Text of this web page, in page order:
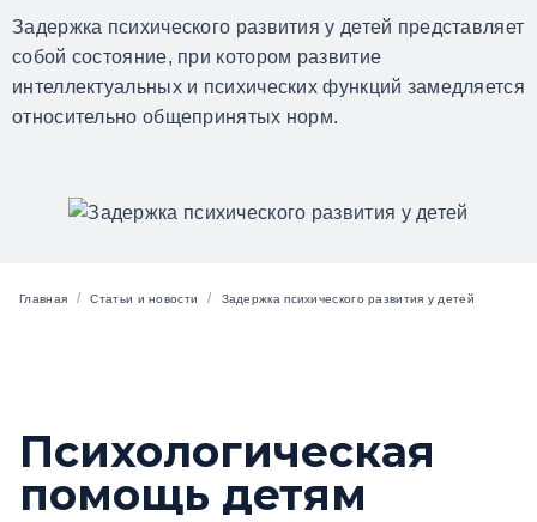
Задержка психического развития у детей представляет
собой состояние, при котором развитие
интеллектуальных и психических функций замедляется
относительно общепринятых норм.
Главная / Статьи и новости / Задержка психического развития у детей
Психологическая
помощь детям